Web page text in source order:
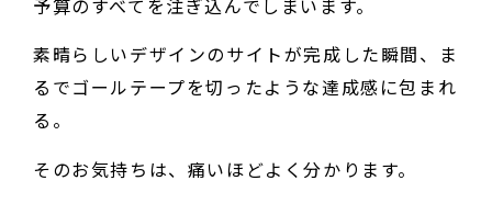
予算のすべてを注ぎ込んでしまいます。
素晴らしいデザインのサイトが完成した瞬間、ま
るでゴールテープを切ったような達成感に包まれ
る。
そのお気持ちは、痛いほどよく分かります。